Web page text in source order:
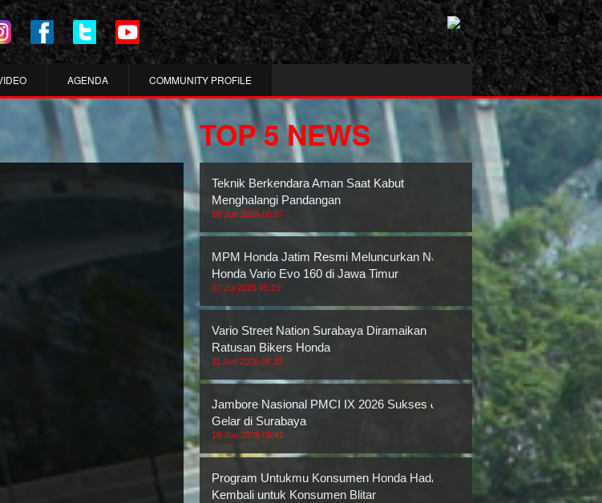
AGENDA COMMUNITY PROFILE
TOP 5 NEWS
Teknik Berkendara Aman Saat Kabut
Menghalangi Pandangan
18 Jun 2026 06:07
MPM Honda Jatim Resmi Meluncurkan New
Honda Vario Evo 160 di Jawa Timur
02 Jul 2026 05:19
Vario Street Nation Surabaya Diramaikan
Ratusan Bikers Honda
11 Jun 2026 08:32
Jambore Nasional PMCI IX 2026 Sukses di
Gelar di Surabaya
18 Jun 2026 06:41
Program Untukmu Konsumen Honda Hadir
Kembali untuk Konsumen Blitar